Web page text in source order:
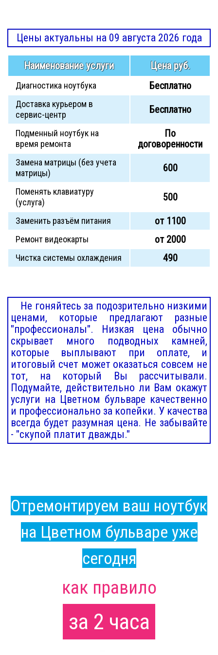
Цены актуальны на 09 августа 2026 года
Наименование услуги Цена руб.
Диагностика ноутбука Бесплатно
Доставка курьером в
сервис-центр
Бесплатно
Подменный ноутбук на
время ремонта
По
договоренности
Замена матрицы (без учета
матрицы)
600
Поменять клавиатуру
(услуга)
500
Заменить разъём питания от 1100
Ремонт видеокарты от 2000
Чистка системы охлаждения 490
Не гоняйтесь за подозрительно низкими
ценами, которые предлагают разные
"профессионалы". Низкая цена обычно
скрывает много подводных камней,
которые выплывают при оплате, и
итоговый счет может оказаться совсем не
тот, на который Вы рассчитывали.
Подумайте, действительно ли Вам окажут
услуги на Цветном бульваре качественно
и профессионально за копейки. У качества
всегда будет разумная цена. Не забывайте
- "скупой платит дважды."
Отремонтируем ваш ноутбук
на Цветном бульваре уже
сегодня
как правило
за 2 часа